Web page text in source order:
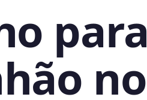
para
no